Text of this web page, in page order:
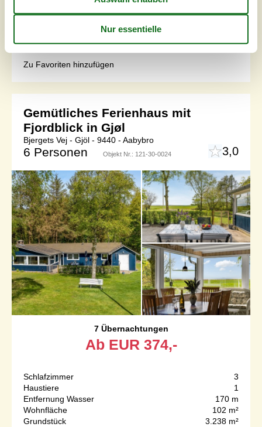
mit Ihren Liebsten genießen. Hier werden Sie von einer
Ihre Lieblingsmahlzeiten in der offenen Küche und
plaudern Sie mit de...
Zu Favoriten hinzufügen
Gemütliches Ferienhaus mit
Fjordblick in Gjøl
Bjergets Vej - Gjöl - 9440 - Aabybro
6 Personen Objekt Nr.: 121-30-0024 3,0
7 Übernachtungen
Ab EUR 374,-
Schlafzimmer
3
Haustiere
1
Entfernung Wasser
170 m
Wohnfläche
102 m²
Grundstück
3.238 m²